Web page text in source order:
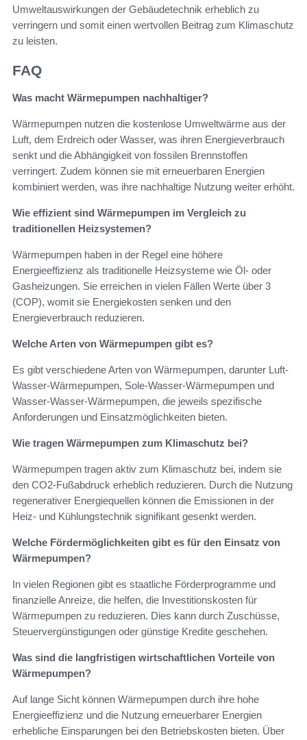
Umweltauswirkungen der Gebäudetechnik erheblich zu
verringern und somit einen wertvollen Beitrag zum Klimaschutz
zu leisten.
FAQ
Was macht Wärmepumpen nachhaltiger?
Wärmepumpen nutzen die kostenlose Umweltwärme aus der
Luft, dem Erdreich oder Wasser, was ihren Energieverbrauch
senkt und die Abhängigkeit von fossilen Brennstoffen
verringert. Zudem können sie mit erneuerbaren Energien
kombiniert werden, was ihre nachhaltige Nutzung weiter erhöht.
Wie effizient sind Wärmepumpen im Vergleich zu
traditionellen Heizsystemen?
Wärmepumpen haben in der Regel eine höhere
Energieeffizienz als traditionelle Heizsysteme wie Öl- oder
Gasheizungen. Sie erreichen in vielen Fällen Werte über 3
(COP), womit sie Energiekosten senken und den
Energieverbrauch reduzieren.
Welche Arten von Wärmepumpen gibt es?
Es gibt verschiedene Arten von Wärmepumpen, darunter Luft-
Wasser-Wärmepumpen, Sole-Wasser-Wärmepumpen und
Wasser-Wasser-Wärmepumpen, die jeweils spezifische
Anforderungen und Einsatzmöglichkeiten bieten.
Wie tragen Wärmepumpen zum Klimaschutz bei?
Wärmepumpen tragen aktiv zum Klimaschutz bei, indem sie
den CO2-Fußabdruck erheblich reduzieren. Durch die Nutzung
regenerativer Energiequellen können die Emissionen in der
Heiz- und Kühlungstechnik signifikant gesenkt werden.
Welche Fördermöglichkeiten gibt es für den Einsatz von
Wärmepumpen?
In vielen Regionen gibt es staatliche Förderprogramme und
finanzielle Anreize, die helfen, die Investitionskosten für
Wärmepumpen zu reduzieren. Dies kann durch Zuschüsse,
Steuervergünstigungen oder günstige Kredite geschehen.
Was sind die langfristigen wirtschaftlichen Vorteile von
Wärmepumpen?
Auf lange Sicht können Wärmepumpen durch ihre hohe
Energieeffizienz und die Nutzung erneuerbarer Energien
erhebliche Einsparungen bei den Betriebskosten bieten. Über